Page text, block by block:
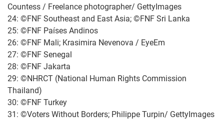
Countess / Freelance photographer/ GettyImages
24: ©FNF Southeast and East Asia; ©FNF Sri Lanka
25: ©FNF Países Andinos
26: ©FNF Mali; Krasimira Nevenova / EyeEm
27: ©FNF Senegal
28: ©FNF Jakarta
29: ©NHRCT (National Human Rights Commission
Thailand)
30: ©FNF Turkey
31: ©Voters Without Borders; Philippe Turpin/ GettyImages